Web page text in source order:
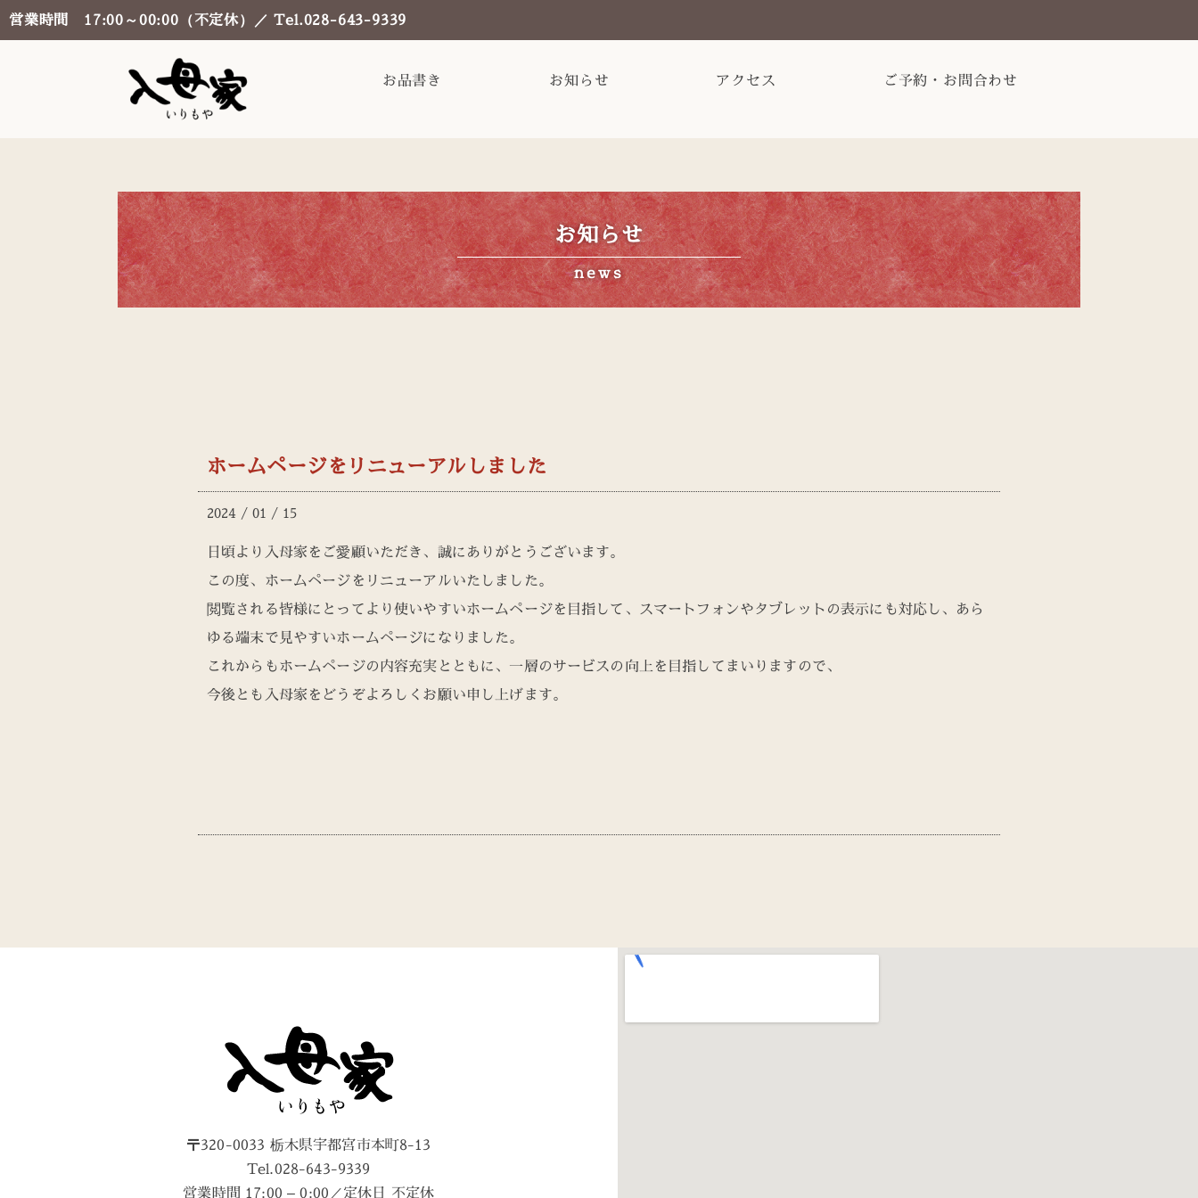
営業時間 17:00～00:00（不定休）／ Tel.028-643-9339
お品書き お知らせ アクセス ご予約・お問合わせ
お知らせ
news
ホームページをリニューアルしました
2024 / 01 / 15
日頃より入母家をご愛顧いただき、誠にありがとうございます。
この度、ホームページをリニューアルいたしました。
閲覧される皆様にとってより使いやすいホームページを目指して、スマートフォンやタブレットの表示にも対応し、あら
ゆる端末で見やすいホームページになりました。
これからもホームページの内容充実とともに、一層のサービスの向上を目指してまいりますので、
今後とも入母家をどうぞよろしくお願い申し上げます。
〒320-0033 栃木県宇都宮市本町8-13
Tel.028-643-9339
営業時間 17:00 – 0:00／定休日 不定休